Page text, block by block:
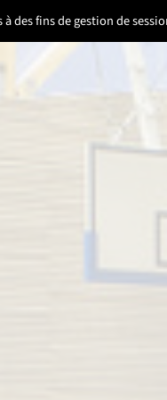
des fins de gestion de